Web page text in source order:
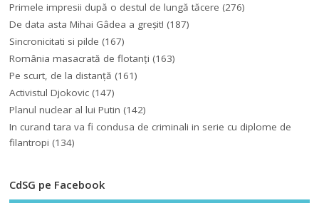
Primele impresii după o destul de lungă tăcere (276)
De data asta Mihai Gâdea a greşit! (187)
Sincronicitati si pilde (167)
România masacrată de flotanţi (163)
Pe scurt, de la distanță (161)
Activistul Djokovic (147)
Planul nuclear al lui Putin (142)
In curand tara va fi condusa de criminali in serie cu diplome de
filantropi (134)
CdSG pe Facebook